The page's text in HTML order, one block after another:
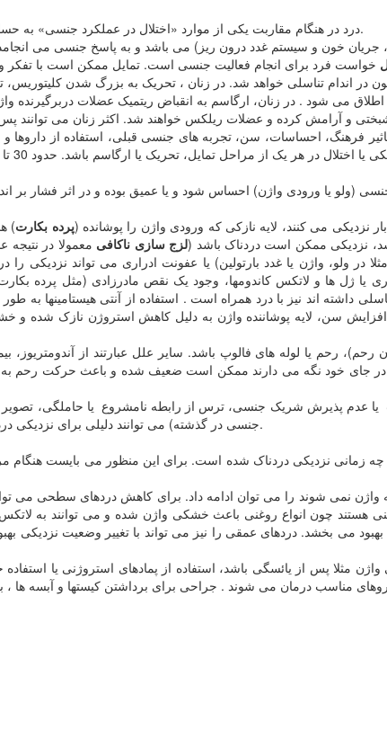
درد در هنگام مقاربت یکی از موارد «اختلال در عملکرد جنسی» به حساب می آید. بهتر است ابتدا یک عملکرد جنسی طبیعی را تعریف کنیم.
فرهنگ، احساسات، سن، تجربه های جنسی قبلی، استفاده از داروها و
نزدیکی می کنند، لایه نازکی که ورودی واژن را پوشانده (پرده بکارت)
نزدیکی ممکن است دردناک باشد (لزج سازی ناکافی معمولا در
در ولو، واژن یا غدد بارتولین) یا عفونت ادراری می تواند نزدیکی را
یا ژل ها و لاتکس کاندومها، وجود یک نقص مادرزادی (مثل پرده
داشته اند نیز با درد همراه است . استفاده از آنتی هیستامینها
سن، لایه پوشاننده واژن به دلیل کاهش استروژن نازک شده و
رحم یا لوله های فالوپ باشد. سایر علل عبارتند از آندومتریوز،
را در جای خود نگه می دارند ممکن است ضعیف شده و باعث حرکت رحم
عدم پذیرش شریک جنسی، ترس از رابطه نامشروع یا حاملگی، تصویر
جنسی در گذشته) می توانند دلیلی برای نزدیکی دردناک باشند. با این حال تشخیص عوامل روانی کمی مشکل می باشد.
نزدیکی دردناک شده است. برای این منظور می بایست هنگام
نمی شوند را می توان ادامه داد. برای کاهش دردهای سطحی می تواند
هستند چون انواع روغنی باعث خشکی واژن شده و می توانند به
می بخشد. دردهای عمقی را نیز می تواند با تغییر وضعیت نزدیکی
پس از یائسگی باشد، استفاده از پمادهای استروژنی یا استفاده